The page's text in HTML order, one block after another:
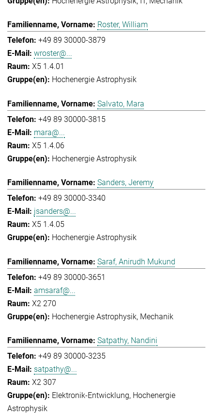
Roster, William
+49 89 30000-3879
wroster@...
X5 1.4.01
Hochenergie Astrophysik
Salvato, Mara
+49 89 30000-3815
mara@...
X5 1.4.06
Hochenergie Astrophysik
Sanders, Jeremy
+49 89 30000-3340
jsanders@...
X5 1.4.05
Hochenergie Astrophysik
Saraf, Anirudh Mukund
+49 89 30000-3651
amsaraf@...
X2 270
Hochenergie Astrophysik Mechanik
Satpathy, Nandini
+49 89 30000-3235
satpathy@...
X2 307
Elektronik-Entwicklung Hochenergie
Astrophysik